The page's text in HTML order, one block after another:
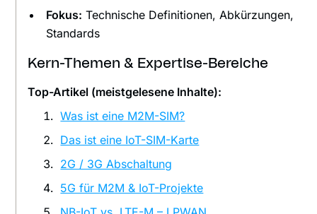
Fokus: Technische Definitionen, Abkürzungen,
Standards
Kern-Themen & Expertise-Bereiche
Top-Artikel (meistgelesene Inhalte):
Was ist eine M2M-SIM?
Das ist eine IoT-SIM-Karte
2G / 3G Abschaltung
5G für M2M & IoT-Projekte